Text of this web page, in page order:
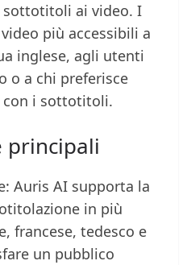
ai video. I
più accessibili a
inglese, agli utenti
o a chi preferisce
con i sottotitoli.
principali
Auris AI supporta la
in più
francese, tedesco e
un pubblico